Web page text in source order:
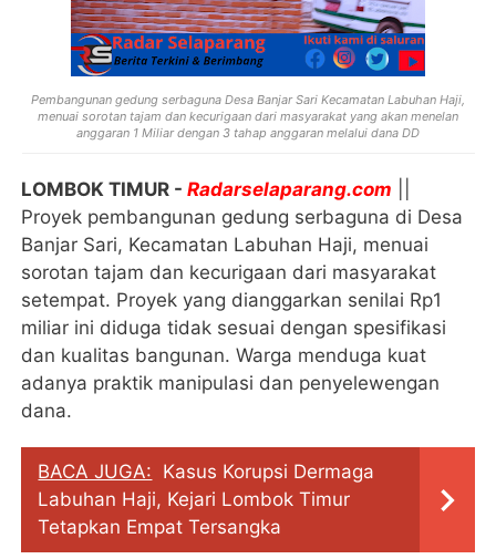
Pembangunan gedung serbaguna Desa Banjar Sari Kecamatan Labuhan Haji,
menuai sorotan tajam dan kecurigaan dari masyarakat yang akan menelan
anggaran 1 Miliar dengan 3 tahap anggaran melalui dana DD
LOMBOK TIMUR -Radarselaparang.com
Proyek pembangunan gedung serbaguna di Desa
Banjar Sari, Kecamatan Labuhan Haji, menuai
sorotan tajam dan kecurigaan dari masyarakat
setempat. Proyek yang dianggarkan senilai Rp1
miliar ini diduga tidak sesuai dengan spesifikasi
dan kualitas bangunan. Warga menduga kuat
adanya praktik manipulasi dan penyelewengan
dana.
BACA JUGA: Kasus Korupsi Dermaga
Labuhan Haji, Kejari Lombok Timur
Tetapkan Empat Tersangka